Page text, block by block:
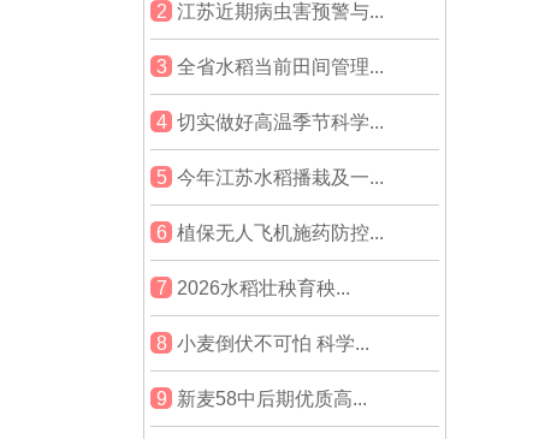
2 江苏近期病虫害预警与...
3 全省水稻当前田间管理...
4 切实做好高温季节科学...
5 今年江苏水稻播栽及一...
6 植保无人飞机施药防控...
7 2026水稻壮秧育秧...
8 小麦倒伏不可怕 科学...
9 新麦58中后期优质高...